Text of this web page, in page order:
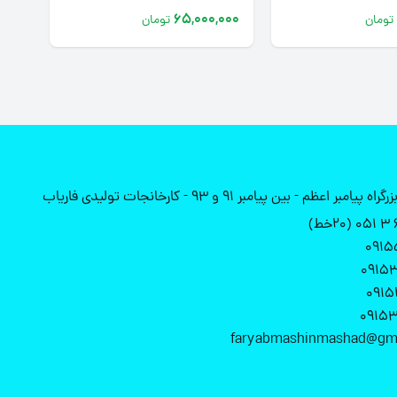
تومان
65,000,000 تومان
- بین پیامبر 91 و 93 - کارخانجات تولیدی فاریاب